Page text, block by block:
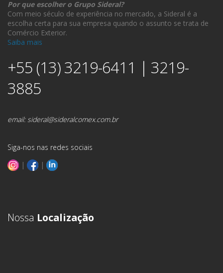
Por que escolher o Grupo Sideral?
Com meio século de experiência no mercado, a Sideral é a
escolha certa para sua empresa quando o assunto se trata de
Comércio Exterior.
Saiba mais
+55 (13) 3219-6411 | 3219-
3885
email:sideral@sideralcomex.com.br
Siga-nos nas redes sociais
|
|
Nossa Localização